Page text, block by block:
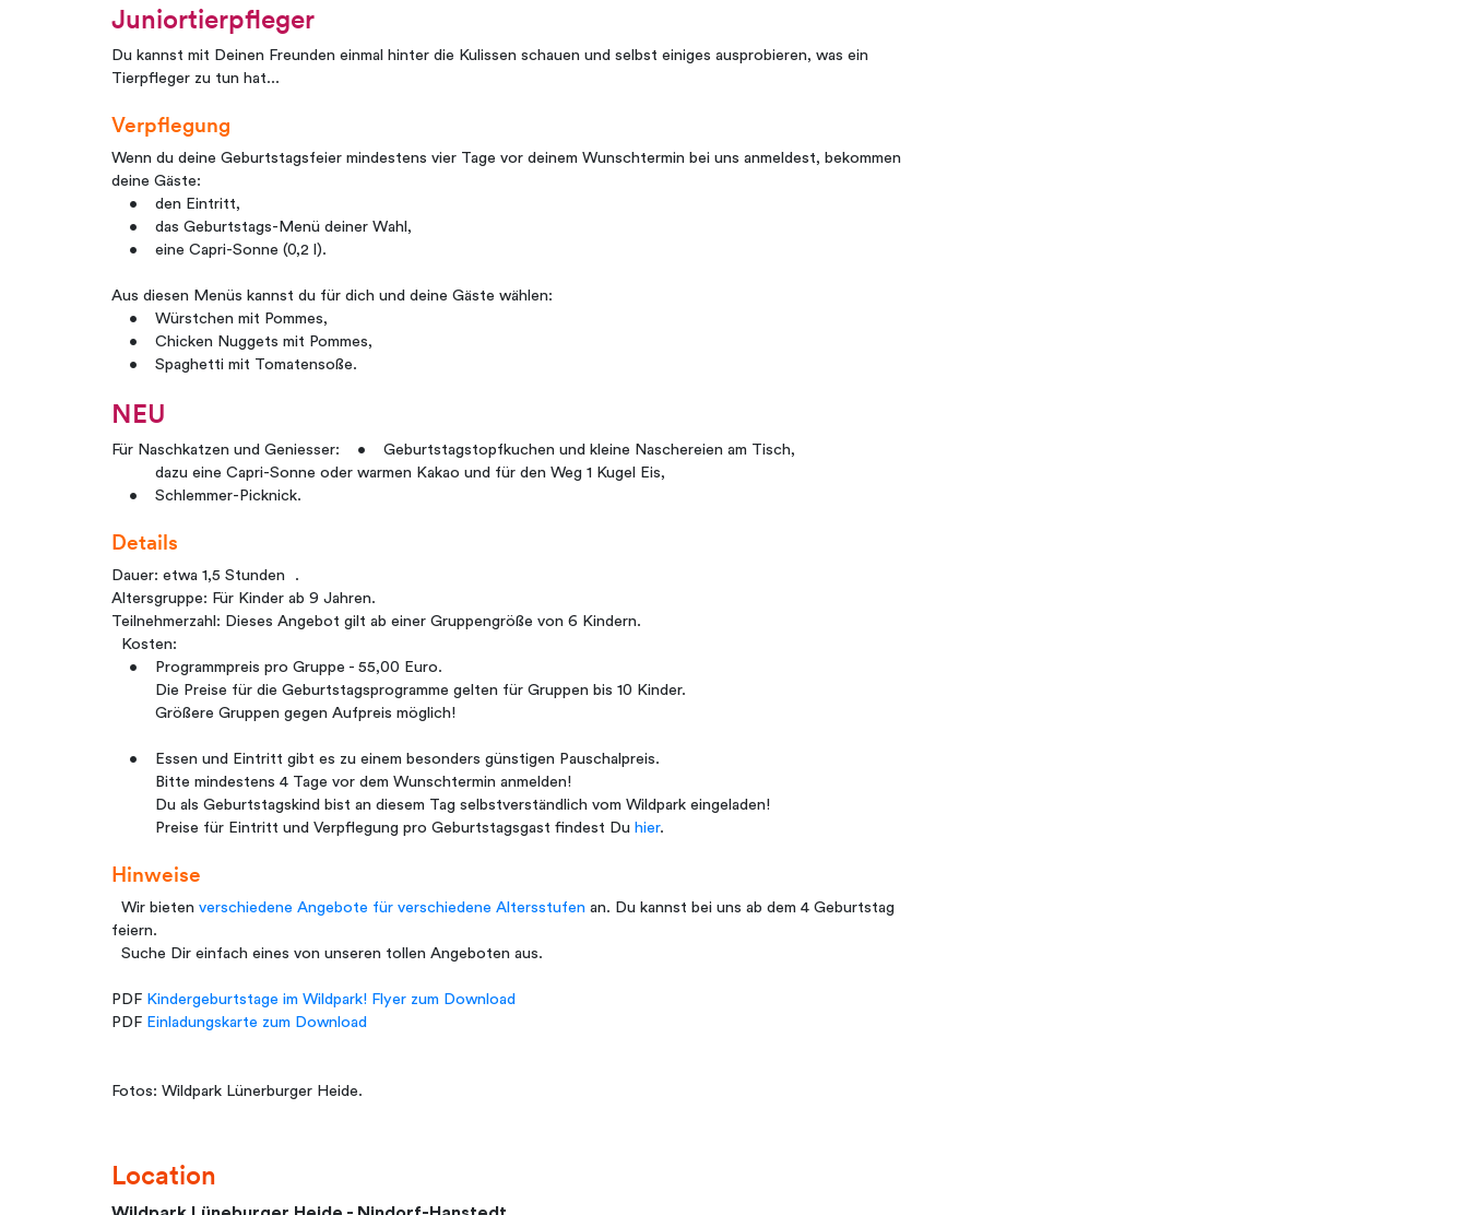
Juniortierpfleger
Du kannst mit Deinen Freunden einmal hinter die Kulissen schauen und selbst einiges ausprobieren, was ein
Tierpfleger zu tun hat...
Verpflegung
Wenn du deine Geburtstagsfeier mindestens vier Tage vor deinem Wunschtermin bei uns anmeldest, bekommen
deine Gäste:
• den Eintritt,
• das Geburtstags-Menü deiner Wahl,
• eine Capri-Sonne (0,2 l).
Aus diesen Menüs kannst du für dich und deine Gäste wählen:
• Würstchen mit Pommes,
• Chicken Nuggets mit Pommes,
• Spaghetti mit Tomatensoße.
NEU
Für Naschkatzen und Geniesser: • Geburtstagstopfkuchen und kleine Naschereien am Tisch,
dazu eine Capri-Sonne oder warmen Kakao und für den Weg 1 Kugel Eis,
• Schlemmer-Picknick.
Details
Dauer: etwa 1,5 Stunden .
Altersgruppe: Für Kinder ab 9 Jahren.
Teilnehmerzahl: Dieses Angebot gilt ab einer Gruppengröße von 6 Kindern.
Kosten:
• Programmpreis pro Gruppe - 55,00 Euro.
Die Preise für die Geburtstagsprogramme gelten für Gruppen bis 10 Kinder.
Größere Gruppen gegen Aufpreis möglich!
• Essen und Eintritt gibt es zu einem besonders günstigen Pauschalpreis.
Bitte mindestens 4 Tage vor dem Wunschtermin anmelden!
Du als Geburtstagskind bist an diesem Tag selbstverständlich vom Wildpark eingeladen!
Preise für Eintritt und Verpflegung pro Geburtstagsgast findest Du hier.
Hinweise
Wir bieten verschiedene Angebote für verschiedene Altersstufen an. Du kannst bei uns ab dem 4 Geburtstag
feiern.
Suche Dir einfach eines von unseren tollen Angeboten aus.
PDF Kindergeburtstage im Wildpark! Flyer zum Download
PDF Einladungskarte zum Download
Fotos: Wildpark Lünerburger Heide.
Location